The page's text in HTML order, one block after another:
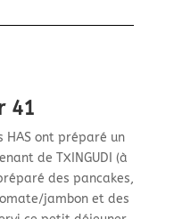
41
HAS ont préparé un
de TXINGUDI (à
des pancakes,
jambon et des